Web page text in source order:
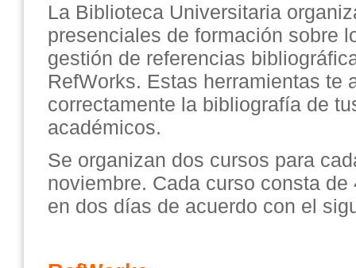
La Biblioteca Universitaria
presenciales de formación sobre
gestión de referencias
RefWorks. Estas herramientas te
correctamente la bibliografía de
académicos.
Se organizan dos cursos para
noviembre. Cada curso consta
en dos días de acuerdo con el